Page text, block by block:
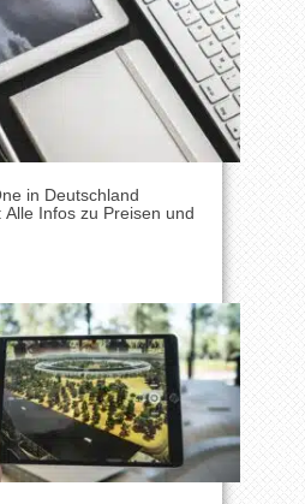
in Deutschland
Alle Infos zu Preisen und